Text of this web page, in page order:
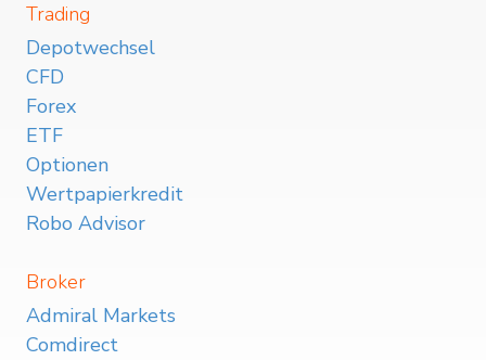
Trading
Depotwechsel
CFD
Forex
ETF
Optionen
Wertpapierkredit
Robo Advisor
Broker
Admiral Markets
Comdirect